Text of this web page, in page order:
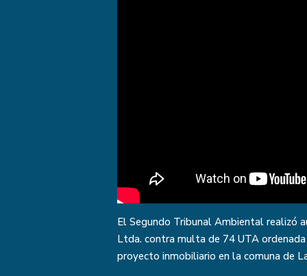
El Segundo Tribunal Ambiental realizó
Ltda. contra multa de 74 UTA
proyecto inmobiliario en la comuna de